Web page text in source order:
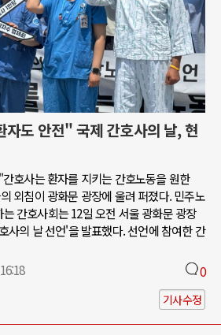
도 안전" 국제 간호사의 날, 현
호사는 환자를 지키는 간호노동을 원한
외침이 광화문 광장에 울려 퍼졌다. 민주노
간호사회는 12일 오전 서울 광화문 광장
사의 날 선언'을 발표했다. 선언에 참여한 간
0
기사수정